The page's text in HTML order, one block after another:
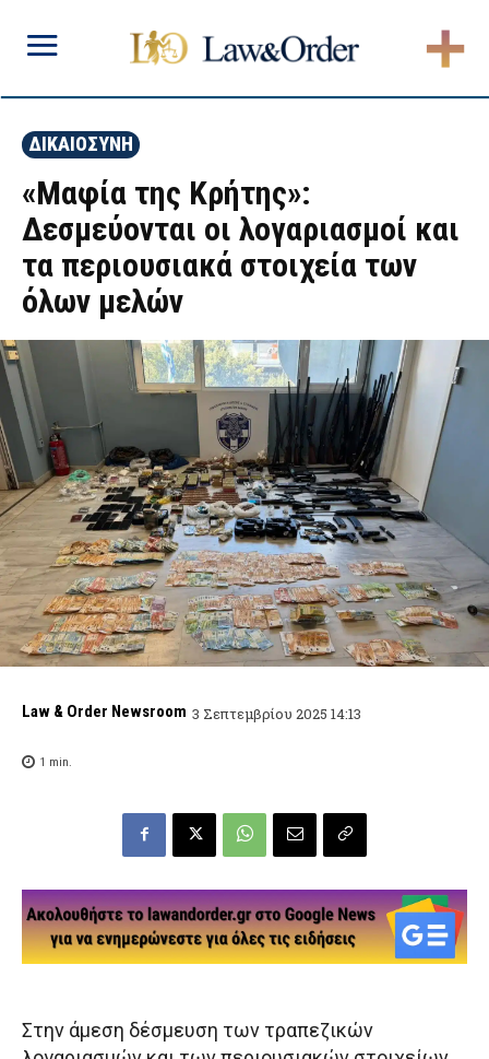
ΔΙΚΑΙΟΣΥΝΗ
«Μαφία της Κρήτης»:
Δεσμεύονται οι λογαριασμοί και
τα περιουσιακά στοιχεία των
όλων μελών
Law & Order Newsroom 3 Σεπτεμβρίου 2025 14:13
1 min.
Στην άμεση δέσμευση των τραπεζικών